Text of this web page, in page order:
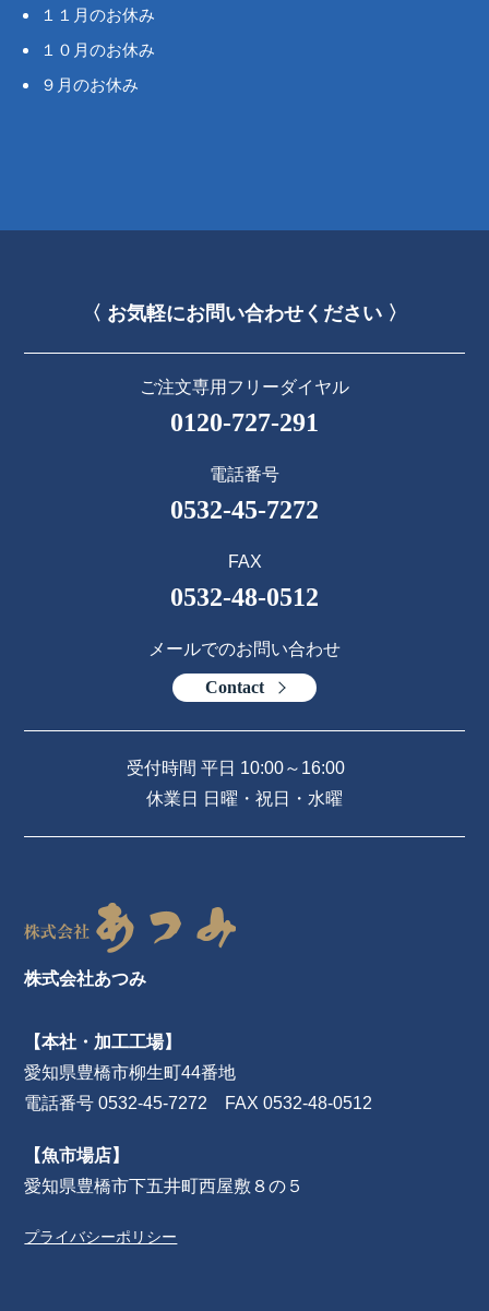
１１月のお休み
１０月のお休み
９月のお休み
株式会社あつみ
【本社・加工工場】
愛知県豊橋市柳生町44番地
電話番号 0532-45-7272 FAX 0532-48-0512
【魚市場店】
愛知県豊橋市下五井町西屋敷８の５
プライバシーポリシー
〈 お気軽にお問い合わせください 〉
ご注文専用フリーダイヤル
0120-727-291
電話番号
0532-45-7272
FAX
0532-48-0512
メールでのお問い合わせ
Contact
受付時間 平日 10:00～16:00
休業日 日曜・祝日・水曜